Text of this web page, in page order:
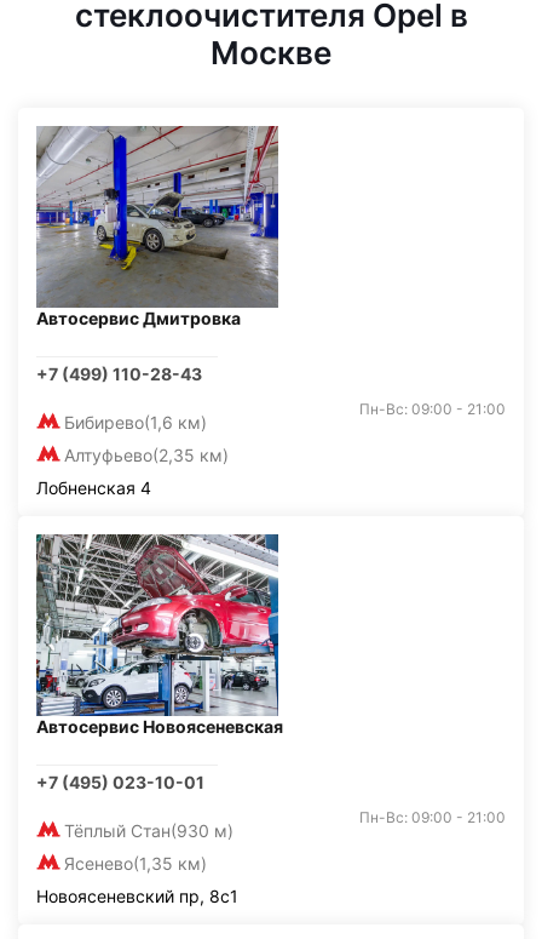
стеклоочистителя Opel в
Москве
Автосервис Дмитровка
+7 (499) 110-28-43
Бибирево(1,6 км)
Алтуфьево(2,35 км)
Пн-Вс: 09:00 - 21:00
Лобненская 4
Автосервис Новоясеневская
+7 (495) 023-10-01
Тёплый Стан(930 м)
Ясенево(1,35 км)
Пн-Вс: 09:00 - 21:00
Новоясеневский пр, 8с1